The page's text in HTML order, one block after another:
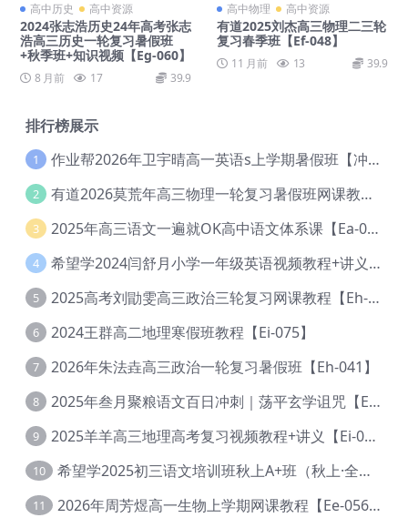
高中历史 高中资源
2024张志浩历史24年高考张志
浩高三历史一轮复习暑假班
+秋季班+知识视频【Eg-060】
8 月前 17 39.9
高中物理 高中资源
有道2025刘杰高三物理二三轮
复习春季班【Ef-048】
11 月前 13 39.9
排行榜展示
1 作业帮2026年卫宇晴高一英语s上学期暑假班【冲顶班】【Ec-003】
2 有道2026莫荒年高三物理一轮复习暑假班网课教程【Ef-044】
3 2025年高三语文一遍就OK高中语文体系课【Ea-028】
4 希望学2024闫舒月小学一年级英语视频教程+讲义【Cc-004】
5 2025高考刘勖雯高三政治三轮复习网课教程【Eh-061】
6 2024王群高二地理寒假班教程【Ei-075】
7 2026年朱法垚高三政治一轮复习暑假班【Eh-041】
8 2025年叁月聚粮语文百日冲刺｜荡平玄学诅咒【Ea-001】
9 2025羊羊高三地理高考复习视频教程+讲义【Ei-051】
10 希望学2025初三语文培训班秋上A+班（秋上·全国版·A+）【Da-031】
11 2026年周芳煜高一生物上学期网课教程【Ee-056】